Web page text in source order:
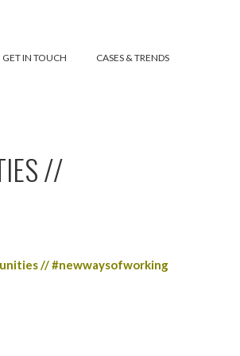
GET IN TOUCH CASES & TRENDS
//
// #newwaysofworking